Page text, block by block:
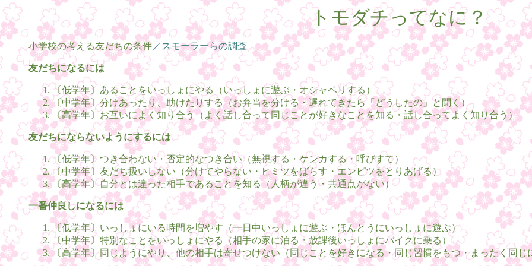
トモダチってなに？
小学校の考える友だちの条件 ／スモーラーらの調査
友だちになるには
〔低学年〕あることをいっしょにやる（いっしょに遊ぶ・オシャベリする）
〔中学年〕分けあったり、助けたりする（お弁当を分ける・遅れてきたら「どうしたの」と聞く）
〔高学年〕お互いによく知り合う（よく話し合って同じことが好きなことを知る・話し合ってよく知り合う）
友だちにならないようにするには
〔低学年〕つき合わない・否定的なつき合い（無視する・ケンカする・呼びすて）
〔中学年〕友だち扱いしない（分けてやらない・ヒミツをばらす・エンピツをとりあげる）
〔高学年〕自分とは違った相手であることを知る（人柄が違う・共通点がない）
一番仲良しになるには
〔低学年〕いっしょにいる時間を増やす（一日中いっしょに遊ぶ・ほんとうにいっしょに遊ぶ）
〔中学年〕特別なことをいっしょにやる（相手の家に泊る・放課後いっしょにバイクに乗る）
〔高学年〕同じようにやり、他の相手は寄せつけない（同じことを好きになる・同じ習慣をもつ・まったく同じ